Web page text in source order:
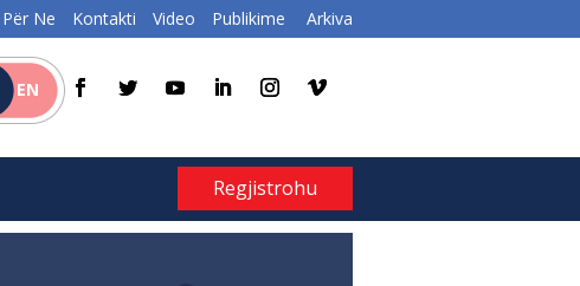
Për Ne Kontakti Video Publikime Arkiva
EN
Regjistrohu